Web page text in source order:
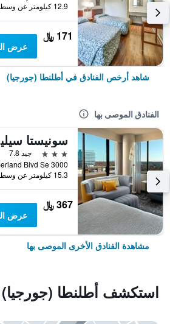
12.9 كيلومتر عن وسط المدينة
171 ﷼
عرض
شاهد أرخص الفنادق في أطلنطا (جورجيا)
الفنادق الموصى بها
3 نجوم
جيد 7.8
15.3 كيلومتر عن وسط المدينة
367 ﷼
عرض
مشاهدة الفنادق الأخرى الموصى بها
استكشف أطلنطا (جورجيا)